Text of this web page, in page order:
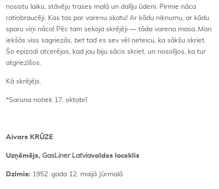
nosistu laiku, stāvēju trases malā un dalīju ūdeni. Pirmie nāca
ratiņbraucēji. Kas tas par varenu skatu! Ar kādu niknumu, ar kādu
sparu viņi nāca! Pēc tam sekoja skrējēji — tāda varena masa..Man
iekšās viss sagriezās, bet tad es sev vēl neteicu, ka sākšu skriet.
Šo epizodi atcerējos, kad jau biju sācis skriet, un nosolījos, ka tur
atgriezīšos.
Kā skrējējs.
*Saruna notiek 17. oktobrī
Aivars KRŪZE
Uzņēmējs, GasLiner Latviavaldes loceklis
Dzimis: 1952. gada 12. maijā Jūrmalā